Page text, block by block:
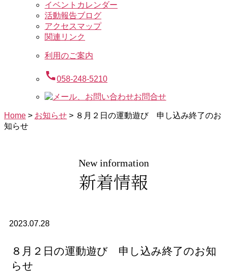
イベントカレンダー
活動報告ブログ
アクセスマップ
関連リンク
利用のご案内
call058-248-5210
お問合せ
Home > お知らせ > ８月２日の運動遊び 申し込み終了のお
知らせ
New information
新着情報
2023.07.28
８月２日の運動遊び 申し込み終了のお知
らせ